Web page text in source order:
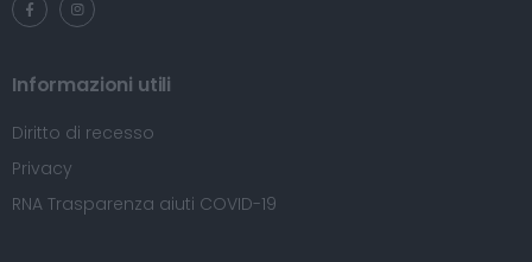
Informazioni utili
Diritto di recesso
Privacy
RNA Trasparenza aiuti COVID-19